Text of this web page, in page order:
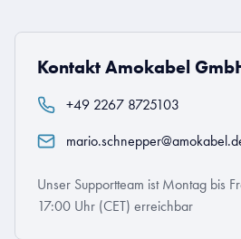
Kontakt Amokabel
+49 2267 8725103
Unser Supportteam ist Montag bis
17:00 Uhr (CET) erreichbar